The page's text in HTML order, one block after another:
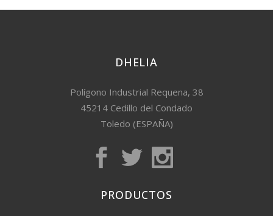
DHELIA
Polígono Industrial Requena, 38
45214 Cedillo del Condado
Toledo (ESPAÑA)
PRODUCTOS